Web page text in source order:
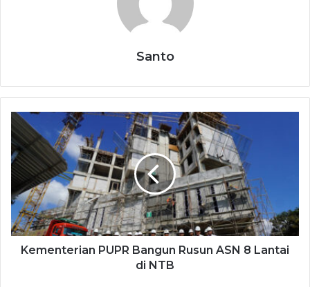
Santo
Kementerian PUPR Bangun Rusun ASN 8 Lantai
di NTB